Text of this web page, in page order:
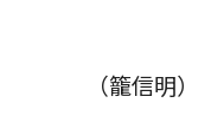
（籠信明）